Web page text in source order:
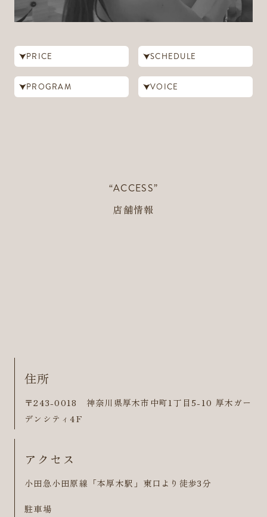
PRICE SCHEDULE
PROGRAM VOICE
“ACCESS”
店舗情報
住所
〒243-0018 神奈川県厚木市中町1丁目5-10 厚木ガー
デンシティ4F
アクセス
小田急小田原線「本厚木駅」東口より徒歩3分
駐車場